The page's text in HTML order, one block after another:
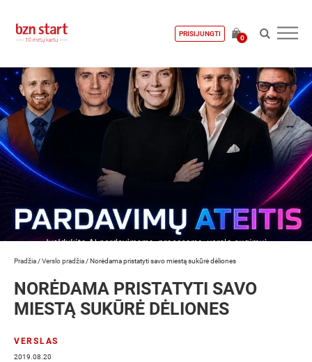
PRISIJUNGTI
0
Pradžia /Verslo pradžia /Norėdama pristatyti savo miestą sukūrė dėliones
NORĖDAMA PRISTATYTI SAVO
MIESTĄ SUKŪRĖ DĖLIONES
VERSLAS
2019.08.20